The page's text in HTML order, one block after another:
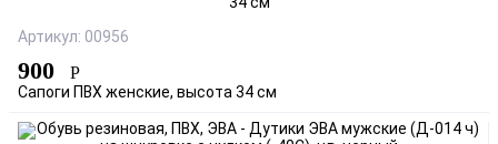
Артикул: 00956
900 Р
Сапоги ПВХ женские, высота 34 см